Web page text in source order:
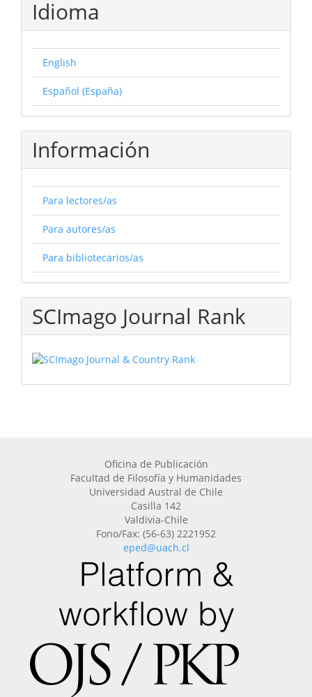
Idioma
English
Español (España)
Información
Para lectores/as
Para autores/as
Para bibliotecarios/as
SCImago Journal Rank
Oficina de Publicación
Facultad de Filosofía y Humanidades
Universidad Austral de Chile
Casilla 142
Valdivia-Chile
Fono/Fax: (56-63) 2221952
eped@uach.cl